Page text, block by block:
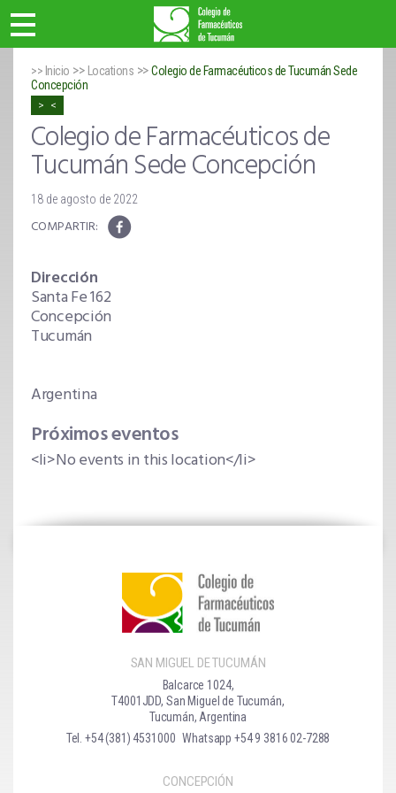
>> Inicio >> Locations >>Colegio de Farmacéuticos de Tucumán Sede
Concepción
Colegio de Farmacéuticos de
Tucumán Sede Concepción
18 de agosto de 2022
Dirección
Santa Fe 162
Concepción
Tucumán
Argentina
Próximos eventos
<li>No events in this location</li>
SAN MIGUEL DE TUCUMÁN
Balcarce 1024,
T4001JDD, San Miguel de Tucumán,
Tucumán, Argentina
Tel. +54 (381) 4531000 Whatsapp +54 9 3816 02-7288
CONCEPCIÓN